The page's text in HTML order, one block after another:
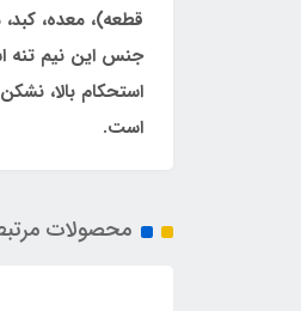
قطعه)، معده،
جنس این نیم ­تنه
استحکام بالا،
است.
محصولات